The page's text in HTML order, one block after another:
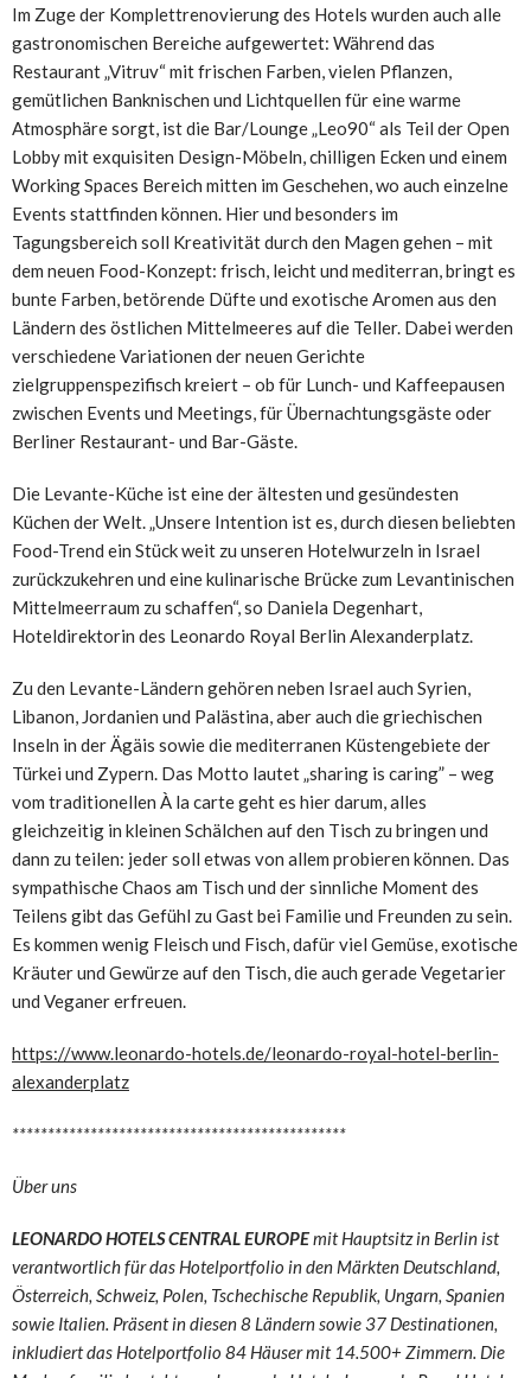
Im Zuge der Komplettrenovierung des Hotels wurden auch alle
gastronomischen Bereiche aufgewertet: Während das
Restaurant „Vitruv“ mit frischen Farben, vielen Pflanzen,
gemütlichen Banknischen und Lichtquellen für eine warme
Atmosphäre sorgt, ist die Bar/Lounge „Leo90“ als Teil der Open
Lobby mit exquisiten Design-Möbeln, chilligen Ecken und einem
Working Spaces Bereich mitten im Geschehen, wo auch einzelne
Events stattfinden können. Hier und besonders im
Tagungsbereich soll Kreativität durch den Magen gehen – mit
dem neuen Food-Konzept: frisch, leicht und mediterran, bringt es
bunte Farben, betörende Düfte und exotische Aromen aus den
Ländern des östlichen Mittelmeeres auf die Teller. Dabei werden
verschiedene Variationen der neuen Gerichte
zielgruppenspezifisch kreiert – ob für Lunch- und Kaffeepausen
zwischen Events und Meetings, für Übernachtungsgäste oder
Berliner Restaurant- und Bar-Gäste.
Die Levante-Küche ist eine der ältesten und gesündesten
Küchen der Welt. „Unsere Intention ist es, durch diesen beliebten
Food-Trend ein Stück weit zu unseren Hotelwurzeln in Israel
zurückzukehren und eine kulinarische Brücke zum Levantinischen
Mittelmeerraum zu schaffen“, so Daniela Degenhart,
Hoteldirektorin des Leonardo Royal Berlin Alexanderplatz.
Zu den Levante-Ländern gehören neben Israel auch Syrien,
Libanon, Jordanien und Palästina, aber auch die griechischen
Inseln in der Ägäis sowie die mediterranen Küstengebiete der
Türkei und Zypern. Das Motto lautet „sharing is caring” – weg
vom traditionellen À la carte geht es hier darum, alles
gleichzeitig in kleinen Schälchen auf den Tisch zu bringen und
dann zu teilen: jeder soll etwas von allem probieren können. Das
sympathische Chaos am Tisch und der sinnliche Moment des
Teilens gibt das Gefühl zu Gast bei Familie und Freunden zu sein.
Es kommen wenig Fleisch und Fisch, dafür viel Gemüse, exotische
Kräuter und Gewürze auf den Tisch, die auch gerade Vegetarier
und Veganer erfreuen.
https://www.leonardo-hotels.de/leonardo-royal-hotel-berlin-
alexanderplatz
***********************************************
Über uns
LEONARDO HOTELS CENTRAL EUROPEmit Hauptsitz in Berlin ist
verantwortlich für das Hotelportfolio in den Märkten Deutschland,
Österreich, Schweiz, Polen, Tschechische Republik, Ungarn, Spanien
sowie Italien. Präsent in diesen 8 Ländern sowie 37 Destinationen,
inkludiert das Hotelportfolio 84 Häuser mit 14.500+ Zimmern. Die